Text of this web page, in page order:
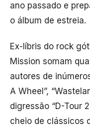
ano passado e
o álbum de estreia.
Ex-líbris do rock
Mission somam
autores de
A Wheel”,
digressão “D-Tour
cheio de clássicos